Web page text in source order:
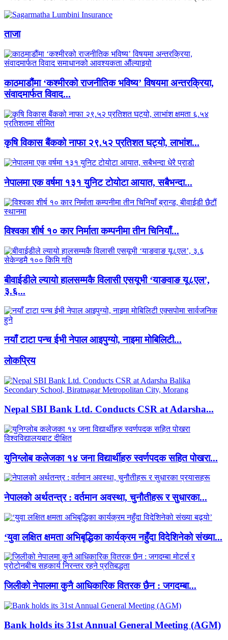
ताजा
काठमाडौंमा ‘कश्मीरको राजनीतिक भविष्य’ विषयमा अन्तरक्रिया,
संवादमार्फत विवाद...
कृषि विकास बैंकको नाफा २९.५२ प्रतिशत घट्यो, लाभांश...
नेपालमा एक वर्षमा १३१ युनिट टोयोटा आयात, सबैभन्दा...
विश्वका शीर्ष १० कार निर्माता कम्पनीमा तीन चिनियाँ...
बीवाईडीले ल्यायो हालसम्मकै विलासी एसयूभी ‘याङवाङ यू८एल’,
३.६...
नयाँ टाटा पन्च ईभी नेपाल आइपुग्यो, नाइमा मोबिलिटी...
लाेकप्रिय
Nepal SBI Bank Ltd. Conducts CSR at Adarsha...
युनिग्लोब कलेजका १४ जना विद्यार्थीहरु स्वर्णपदक सहित पोखरा...
नेपालको अर्थतन्त्र : वर्तमान अवस्था, चुनौतीहरू र सुधारका...
‘युवा लक्षित क्षमता अभिबृद्धिका कार्यक्रम नहुँदा विदेशिनेको संख्या...
जिलीको नेपालमा कुनै आधिकारिक वितरक छैन : जगदम्बा...
Bank holds its 31st Annual General Meeting (AGM)